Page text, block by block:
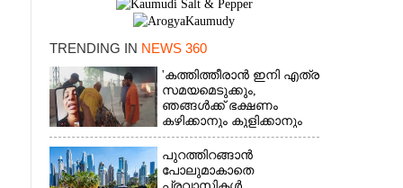
TRENDING IN NEWS 360
'കത്തിത്തീരാൻ ഇനി എത്ര
സമയമെടുക്കും,
ഞങ്ങൾക്ക് ഭക്ഷണം
കഴിക്കാനും കുളിക്കാനും
ഉള്ളതാണ്': അച്ഛന്റെ
സംസ്കാരചടങ്ങിനിടെ
മക്കൾ
പുറത്തിറങ്ങാൻ
പോലുമാകാതെ
×